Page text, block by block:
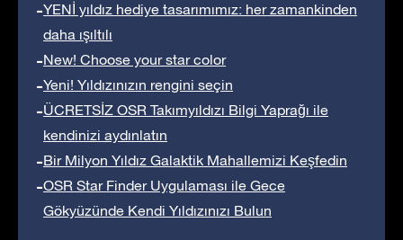
YENİ yıldız hediye tasarımımız: her zamankinden
daha ışıltılı
New! Choose your star color
Yeni! Yıldızınızın rengini seçin
ÜCRETSİZ OSR Takımyıldızı Bilgi Yaprağı ile
kendinizi aydınlatın
Bir Milyon Yıldız Galaktik Mahallemizi Keşfedin
OSR Star Finder Uygulaması ile Gece
Gökyüzünde Kendi Yıldızınızı Bulun